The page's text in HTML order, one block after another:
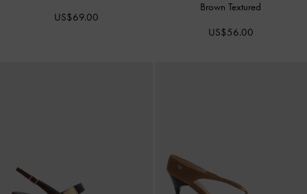
US$69.00
Brown Textured
US$56.00